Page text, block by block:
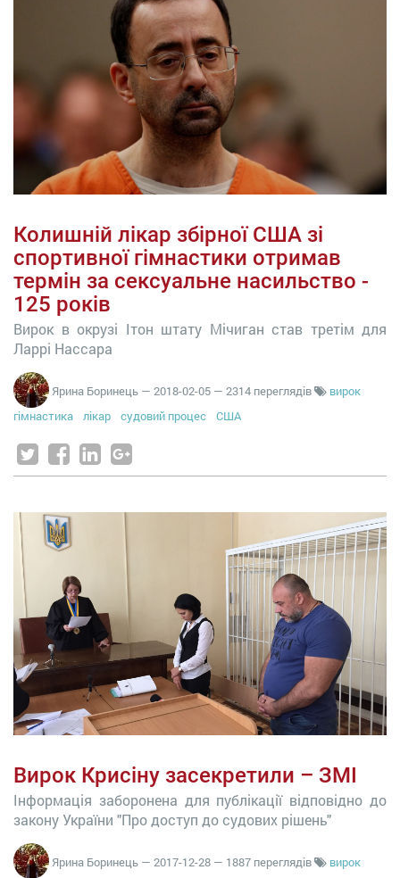
Колишній лікар збірної США зі
спортивної гімнастики отримав
термін за сексуальне насильство -
125 років
Вирок в окрузі Ітон штату Мічиган став третім для
Ларрі Нассара
Ярина Боринець — 2018-02-05 — 2314 переглядів
вирок
гімнастика
лікар судовий процес США
Вирок Крисіну засекретили – ЗМІ
Інформація заборонена для публікації відповідно до
закону України "Про доступ до судових рішень"
Ярина Боринець — 2017-12-28 — 1887 переглядів
вирок